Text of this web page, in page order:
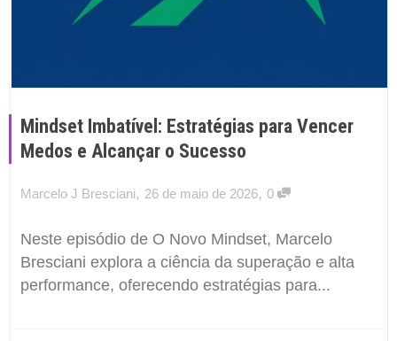
Mindset Imbatível: Estratégias para Vencer
Medos e Alcançar o Sucesso
Marcelo J Bresciani, 26 de maio de 2026, 0
Neste episódio de O Novo Mindset, Marcelo
Bresciani explora a ciência da superação e alta
performance, oferecendo estratégias para...